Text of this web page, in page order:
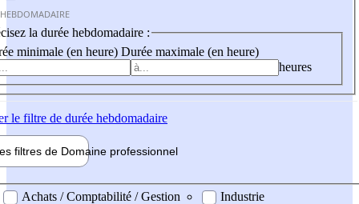
la durée hebdomadaire :
minimale (en heure) Durée maximale (en heure)
heures
le filtre de durée hebdomadaire
filtres de Domaine professionnel
professionel
Achats / Comptabilité / Gestion
Industrie